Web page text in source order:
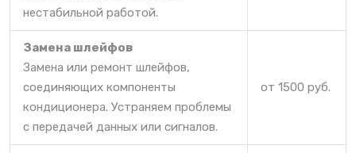
нестабильной работой.
Замена шлейфов
Замена или ремонт шлейфов,
соединяющих компоненты
кондиционера. Устраняем проблемы
с передачей данных или сигналов.
от 1500 руб.